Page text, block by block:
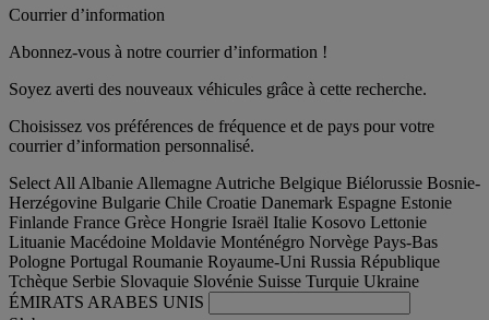
Courrier d’information
Abonnez-vous à notre courrier d’information !
Soyez averti des nouveaux véhicules grâce à cette recherche.
Choisissez vos préférences de fréquence et de pays pour votre
courrier d’information personnalisé.
Select All Albanie Allemagne Autriche Belgique Biélorussie Bosnie-
Herzégovine Bulgarie Chile Croatie Danemark Espagne Estonie
Finlande France Grèce Hongrie Israël Italie Kosovo Lettonie
Lituanie Macédoine Moldavie Monténégro Norvège Pays-Bas
Pologne Portugal Roumanie Royaume-Uni Russia République
Tchèque Serbie Slovaquie Slovénie Suisse Turquie Ukraine
ÉMIRATS ARABES UNIS